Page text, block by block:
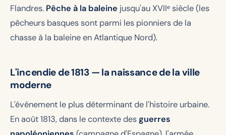
Flandres. Pêche à la baleine jusqu'au XVIIᵉ siècle (les
pêcheurs basques sont parmi les pionniers de la
chasse à la baleine en Atlantique Nord).
L'incendie de 1813 — la naissance de la ville
moderne
L'événement le plus déterminant de l'histoire urbaine.
En août 1813, dans le contexte desguerres